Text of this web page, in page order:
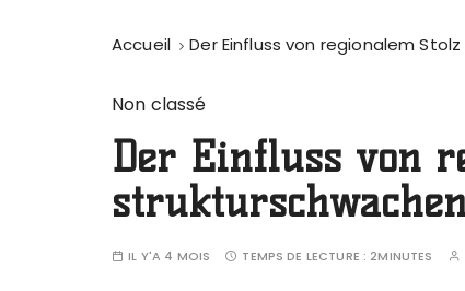
Accueil Der Einfluss von regionalem
Non classé
Der Einfluss von
IL Y'A 4 MOIS TEMPS DE LECTURE :2MINUTES